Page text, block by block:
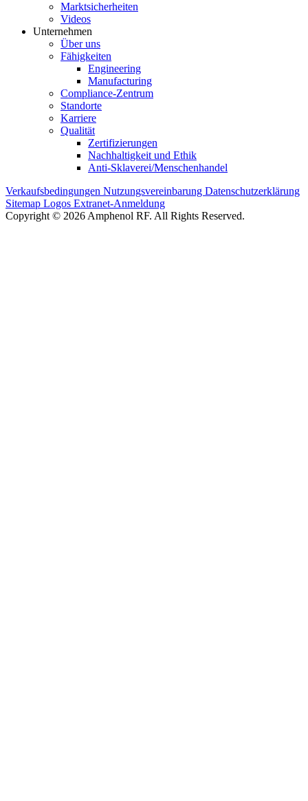
Marktsicherheiten
Videos
Unternehmen
Über uns
Fähigkeiten
Engineering
Manufacturing
Compliance-Zentrum
Standorte
Karriere
Qualität
Zertifizierungen
Nachhaltigkeit und Ethik
Anti-Sklaverei/Menschenhandel
Verkaufsbedingungen Nutzungsvereinbarung Datenschutzerklärung
Sitemap Logos Extranet-Anmeldung
Copyright © 2026 Amphenol RF. All Rights Reserved.